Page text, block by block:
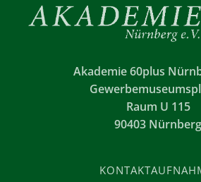
Akademie 60plus
Raum U 115
90403 Nürnberg